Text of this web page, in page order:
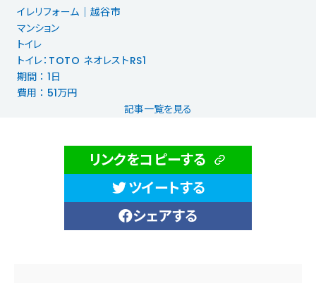
イレリフォーム｜越谷市
マンション
トイレ
トイレ：TOTO ネオレストRS1
期間 ： 1日
費用 ： 51万円
記事一覧を見る
リンクをコピーする
ツイートする
シェアする